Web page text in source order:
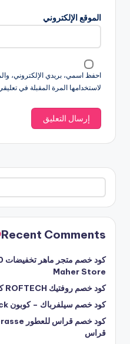
الموقع الإلكتروني
احفظ اسمي، بريدي الإلكتروني،
لاستخدامها المرة المقبلة في
البحث
Recent Comments
Maher Store
كود خصم روفتيك ROFTECH كوبون خصم روفتيك
كود خصم سيلفرباك – كوبون Silverback
قراس